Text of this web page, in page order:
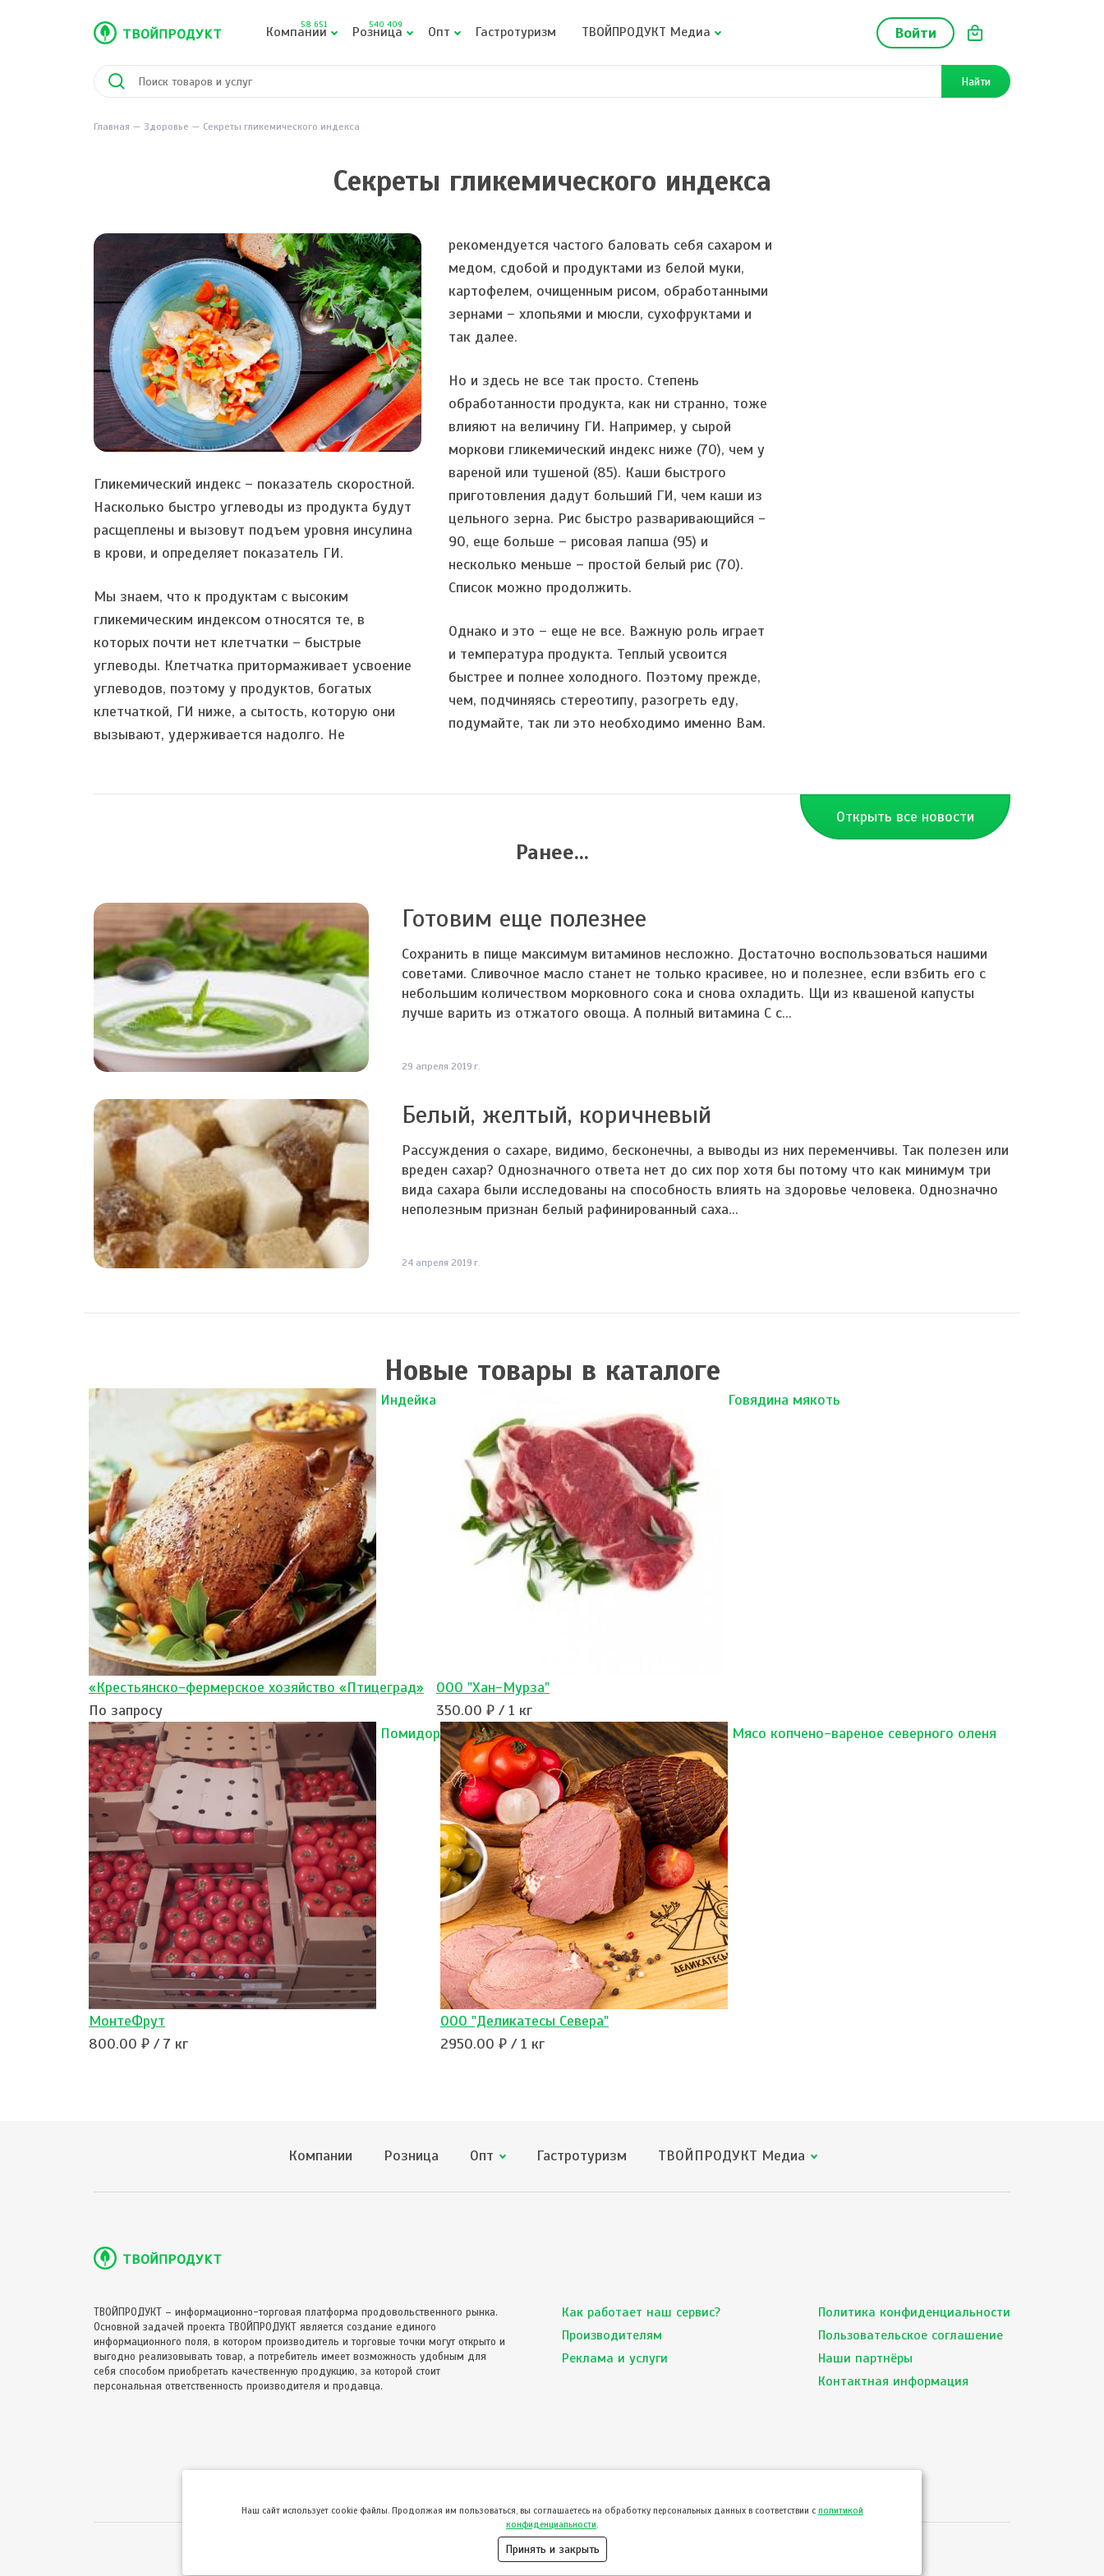
Войти
Компании
58 651 Розница
540 409 Опт Гастротуризм ТВОЙПРОДУКТ Медиа
Найти
Главная Здоровье Секреты гликемического индекса
Секреты гликемического индекса
Гликемический индекс – показатель скоростной.
Насколько быстро углеводы из продукта будут
расщеплены и вызовут подъем уровня инсулина
в крови, и определяет показатель ГИ.
Мы знаем, что к продуктам с высоким
гликемическим индексом относятся те, в
которых почти нет клетчатки – быстрые
углеводы. Клетчатка притормаживает усвоение
углеводов, поэтому у продуктов, богатых
клетчаткой, ГИ ниже, а сытость, которую они
вызывают, удерживается надолго. Не
рекомендуется частого баловать себя сахаром и
медом, сдобой и продуктами из белой муки,
картофелем, очищенным рисом, обработанными
зернами – хлопьями и мюсли, сухофруктами и
так далее.
Но и здесь не все так просто. Степень
обработанности продукта, как ни странно, тоже
влияют на величину ГИ. Например, у сырой
моркови гликемический индекс ниже (70), чем у
вареной или тушеной (85). Каши быстрого
приготовления дадут больший ГИ, чем каши из
цельного зерна. Рис быстро разваривающийся -
90, еще больше – рисовая лапша (95) и
несколько меньше – простой белый рис (70).
Список можно продолжить.
Однако и это – еще не все. Важную роль играет
и температура продукта. Теплый усвоится
быстрее и полнее холодного. Поэтому прежде,
чем, подчиняясь стереотипу, разогреть еду,
подумайте, так ли это необходимо именно Вам.
Открыть все новости
Ранее...
Готовим еще полезнее
Сохранить в пище максимум витаминов несложно. Достаточно воспользоваться нашими
советами. Сливочное масло станет не только красивее, но и полезнее, если взбить его с
небольшим количеством морковного сока и снова охладить. Щи из квашеной капусты
лучше варить из отжатого овоща. А полный витамина С с...
29 апреля 2019 г.
Белый, желтый, коричневый
Рассуждения о сахаре, видимо, бесконечны, а выводы из них переменчивы. Так полезен или
вреден сахар? Однозначного ответа нет до сих пор хотя бы потому что как минимум три
вида сахара были исследованы на способность влиять на здоровье человека. Однозначно
неполезным признан белый рафинированный саха...
24 апреля 2019 г.
Новые товары в каталоге
Индейка
«Крестьянско-фермерское хозяйство «Птицеград»
По запросу
Говядина мякоть
ООО "Хан-Мурза"
350.00 ₽ / 1 кг
Помидор
МонтеФрут
800.00 ₽ / 7 кг
Мясо копчено-вареное северного оленя
ООО "Деликатесы Севера"
2950.00 ₽ / 1 кг
Компании Розница Опт Гастротуризм ТВОЙПРОДУКТ Медиа
ТВОЙПРОДУКТ – информационно-торговая платформа продовольственного рынка.
Основной задачей проекта ТВОЙПРОДУКТ является создание единого
информационного поля, в котором производитель и торговые точки могут открыто и
выгодно реализовывать товар, а потребитель имеет возможность удобным для
себя способом приобретать качественную продукцию, за которой стоит
персональная ответственность производителя и продавца.
Как работает наш сервис?
Производителям
Реклама и услуги
Политика конфиденциальности
Пользовательское соглашение
Наши партнёры
Контактная информация
© ТвойПродукт 2010 - 2026
Пользовательским соглашениемиПолитикой конфиденциальности
Hаш сайт использует cookie файлы. Продолжая им пользоваться, вы соглашаетесь на обработку персональных данных в соответствии с политикой
конфиденциальности
Принять и закрыть